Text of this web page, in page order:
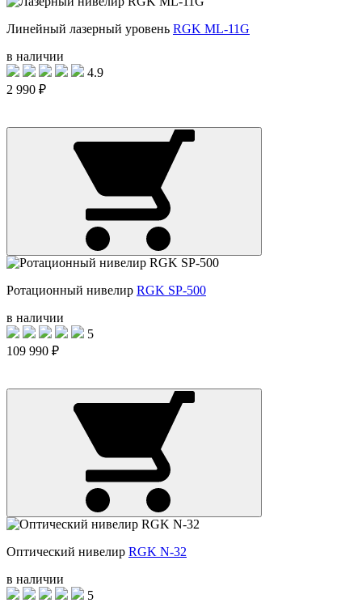
Линейный лазерный уровень RGK ML-11G
в наличии
4.9
2 990 ₽
Ротационный нивелир RGK SP-500
в наличии
5
109 990 ₽
Оптический нивелир RGK N-32
в наличии
5